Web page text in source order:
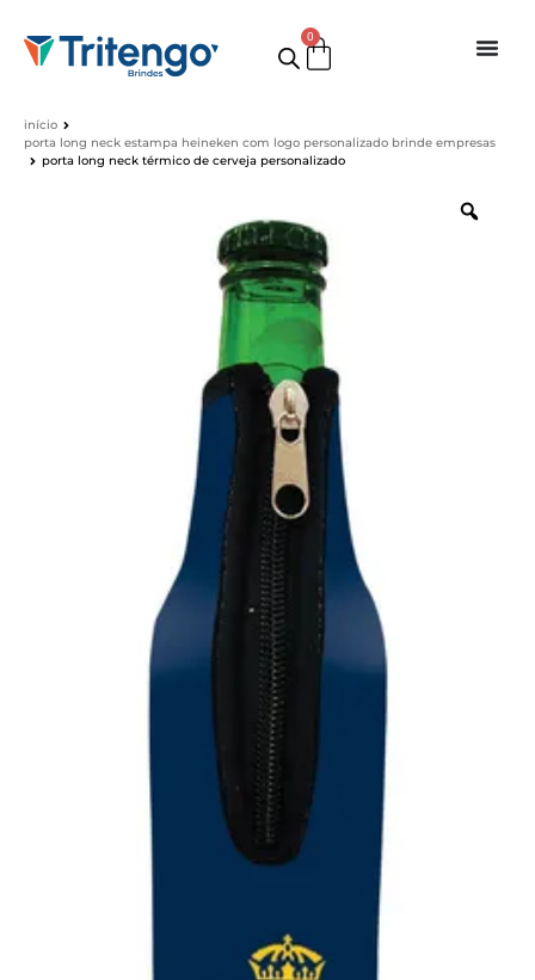
0
início
porta long neck estampa heineken com logo personalizado brinde empresas
porta long neck térmico de cerveja personalizado